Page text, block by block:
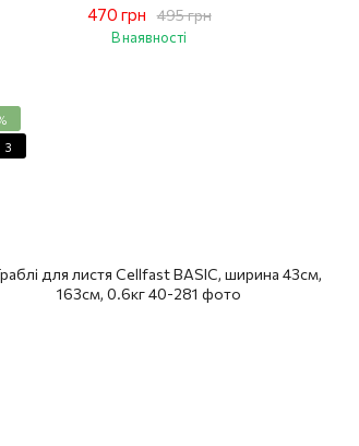
495 грн
470 грн
В наявності
3